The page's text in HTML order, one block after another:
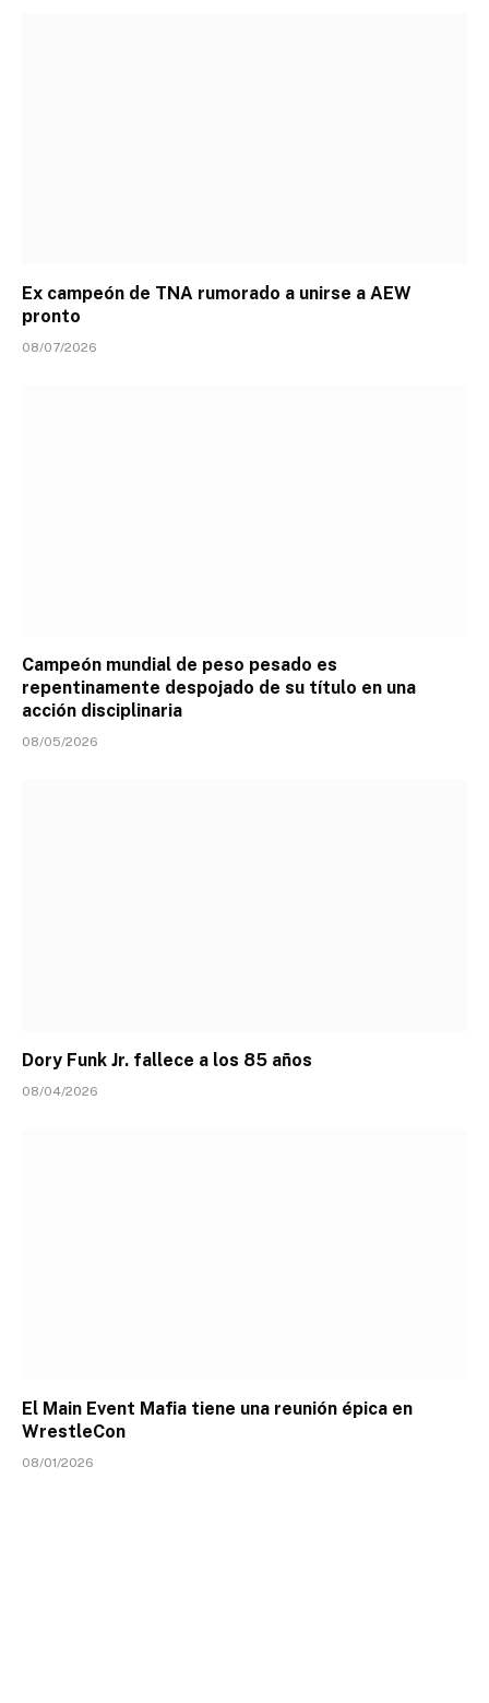
Ex campeón de TNA rumorado a unirse a AEW
pronto
08/07/2026
Campeón mundial de peso pesado es
repentinamente despojado de su título en una
acción disciplinaria
08/05/2026
Dory Funk Jr. fallece a los 85 años
08/04/2026
El Main Event Mafia tiene una reunión épica en
WrestleCon
08/01/2026